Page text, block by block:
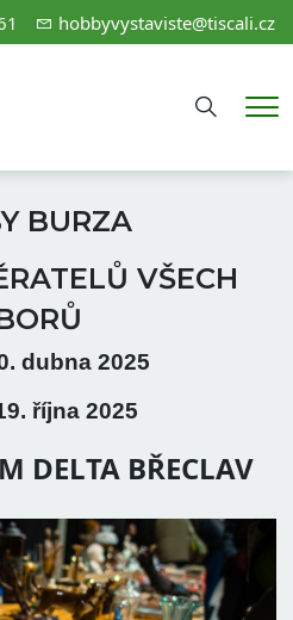
hobbyvystaviste@tiscali.cz
Hledání
BURZA
VŠECH
dubna 2025
října 2025
DELTA BŘECLAV